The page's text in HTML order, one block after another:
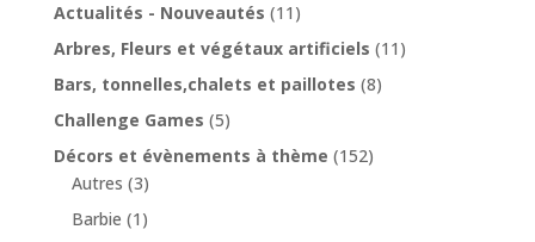
Actualités - Nouveautés (11)
Arbres, Fleurs et végétaux artificiels (11)
Bars, tonnelles,chalets et paillotes (8)
Challenge Games (5)
Décors et évènements à thème (152)
Autres (3)
Barbie (1)